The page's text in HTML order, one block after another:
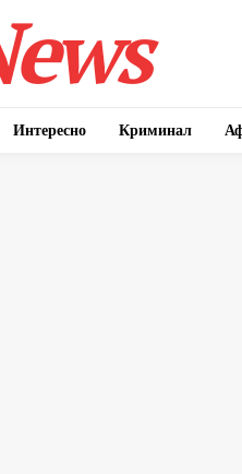
Интересно Криминал